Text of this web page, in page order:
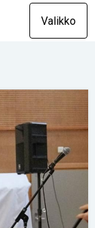
Valikko